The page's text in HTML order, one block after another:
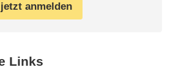
jetzt anmelden
Links